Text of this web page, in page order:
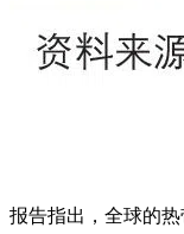
报告指出，全球的